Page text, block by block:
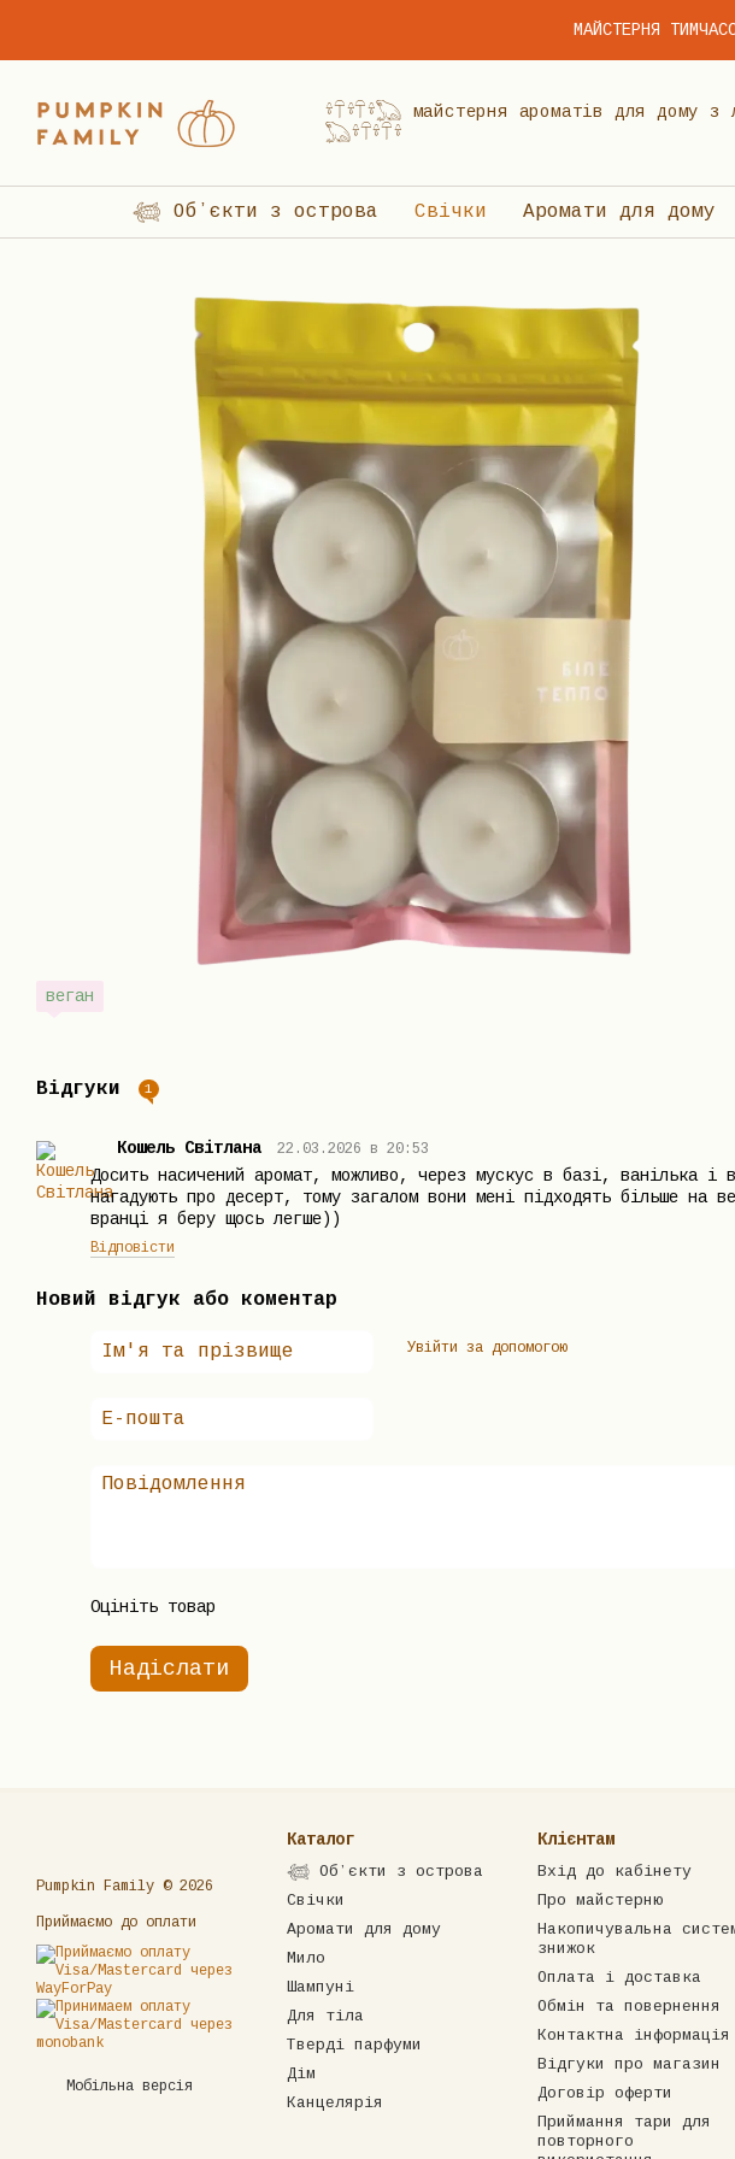
МАЙСТЕРНЯ
𓍊𓋼𓍊𓋼𓍊𓆏 майстерня ароматів для дому з
𓆏𓍊𓋼𓍊𓋼𓍊
𓆉 Обʼєкти з острова Свічки Аромати для дому
веган
Відгуки 1
Кошель Світлана 22.03.2026 в 20:53
Досить насичений аромат, можливо, через мускус в базі, ванілька і
нагадують про десерт, тому загалом вони мені підходять більше на
вранці я беру щось легше))
Відповісти
Новий відгук або коментар
Увійти за допомогою
Оцініть товар
Надіслати
Pumpkin Family © 2026
Приймаємо до оплати
Мобільна версія
Каталог
𓆉 Обʼєкти з острова
Свічки
Аромати для дому
Мило
Шампуні
Для тіла
Тверді парфуми
Дім
Канцелярія
Клієнтам
Вхід до кабінету
Про майстерню
Накопичувальна
знижок
Оплата і доставка
Обмін та повернення
Контактна інформація
Відгуки про магазин
Договір оферти
Приймання тари для
повторного